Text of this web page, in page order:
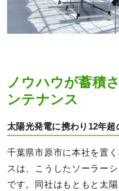
ノウハウが蓄積
ンテナンス
太陽光発電に携わり12年超
千葉県市原市に本社を置
スは、こうしたソーラー
です。同社はもともと太